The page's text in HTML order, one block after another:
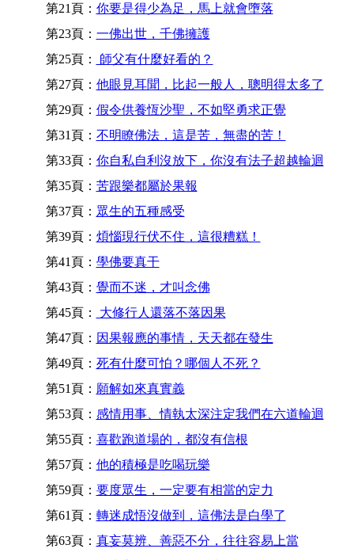
第21頁： 你要是得少為足，馬上就會墮落
第23頁： 一佛出世，千佛擁護
第25頁：
師父有什麼好看的？
第27頁： 他眼見耳聞，比起一般人，聰明得太多了
第29頁： 假令供養恆沙聖，不如堅勇求正覺
第31頁： 不明瞭佛法，這是苦，無盡的苦！
第33頁： 你自私自利沒放下，你沒有法子超越輪迴
第35頁： 苦跟樂都屬於果報
第37頁： 眾生的五種感受
第39頁： 煩惱現行伏不住，這很糟糕！
第41頁： 學佛要真干
第43頁： 覺而不迷，才叫念佛
第45頁：
大修行人還落不落因果
第47頁： 因果報應的事情，天天都在發生
第49頁： 死有什麼可怕？哪個人不死？
第51頁： 願解如來真實義
第53頁： 感情用事、情執太深注定我們在六道輪迴
第55頁： 喜歡跑道場的，都沒有信根
第57頁： 他的積極是吃喝玩樂
第59頁： 要度眾生，一定要有相當的定力
第61頁： 轉迷成悟沒做到，這佛法是白學了
第63頁： 真妄莫辨、善惡不分，往往容易上當